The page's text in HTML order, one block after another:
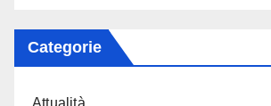
Categorie
Attualità